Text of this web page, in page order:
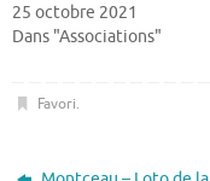
25 octobre 2021
Dans "Associations"
Favori.